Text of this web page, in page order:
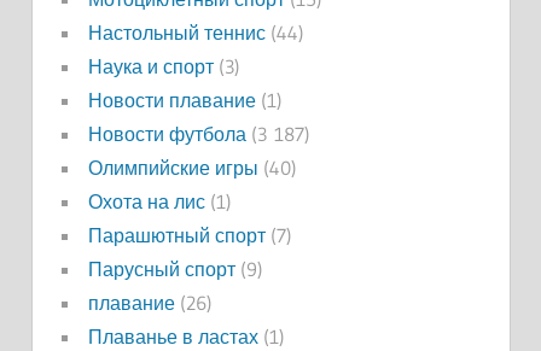
Настольный теннис(44)
Наука и спорт(3)
Новости плавание(1)
Новости футбола(3 187)
Олимпийские игры (40)
Охота на лис(1)
Парашютный спорт(7)
Парусный спорт(9)
плавание(26)
Плаванье в ластах(1)